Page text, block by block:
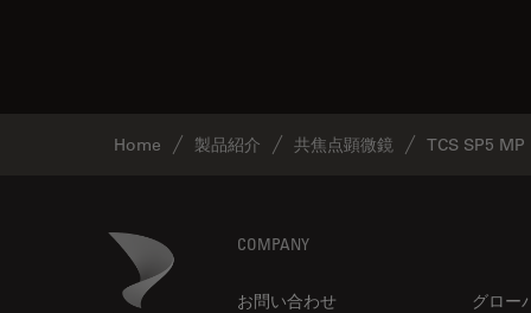
Home 製品紹介 共焦点顕微鏡 TCS SP5 MP
Danaher Logo COMPANY
お問い合わせ
グロー